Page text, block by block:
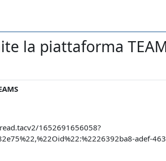
la piattaforma
1652691656058?
adef-